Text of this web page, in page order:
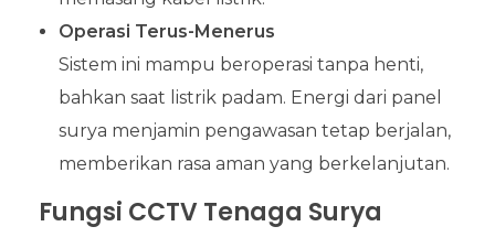
Operasi Terus-Menerus
Sistem ini mampu beroperasi tanpa henti,
bahkan saat listrik padam. Energi dari panel
surya menjamin pengawasan tetap berjalan,
memberikan rasa aman yang berkelanjutan.
Fungsi CCTV Tenaga Surya